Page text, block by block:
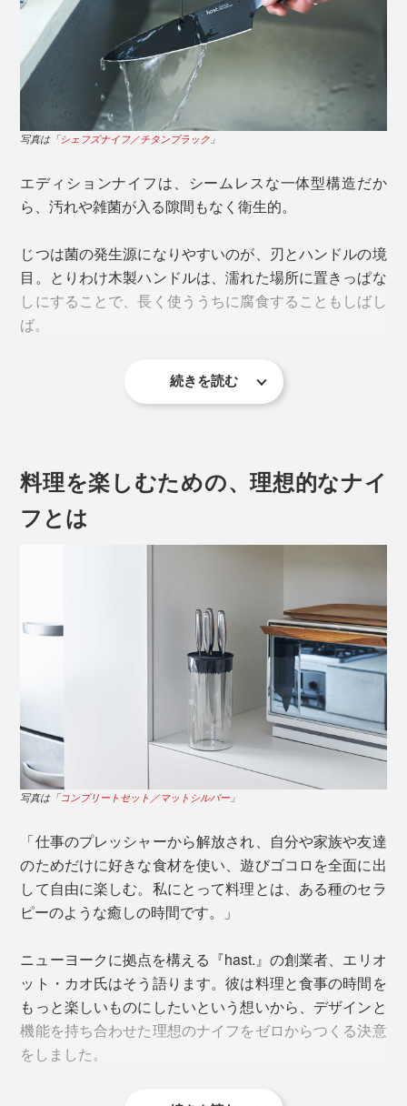
写真は「ユーティリティナイフ／チタンブラック（本品）」
「サントクナイフ」との合わせ使いをすれば、料理の幅
も広がります。
やや幅広で長めに設計したハンドルは、握りやすく、手
の中で滑りにくい形状に。指を添えやすい、流れるよう
なカーブも特徴です。
シェフズナイフ／チタンブラック」
ました。
実際の重量よりも、持った時に軽く感じさせてくれるの
は、この優れたバランス性のおかげ。
ォルムです。
写真は「シェフズナイフ／チタンブラック 」
エディションナイフは、シームレスな一体型構造だか
ら、汚れや雑菌が入る隙間もなく衛生的。
じつは菌の発生源になりやすいのが、刃とハンドルの境
目。とりわけ木製ハンドルは、濡れた場所に置きっぱな
しにすることで、長く使ううちに腐食することもしばし
ば。
写真は「ユーティリティナイフ／チタンブラック（本品）」
継ぎ目や溝のない本品は、刃を洗浄した流れでそのまま
柄尻までスポンジを滑らせることができるので、くまな
く洗えて清潔を保ちやすいのです。
生肉や生魚を切った後、まるごと漂白剤などの使用もで
きるので、お店でも重宝されています。
続きを読む
料理を楽しむための、理想的なナイ
フとは
写真は「コンプリートセット／マットシルバー 」
「仕事のプレッシャーから解放され、自分や家族や友達
のためだけに好きな食材を使い、遊びゴコロを全面に出
して自由に楽しむ。私にとって料理とは、ある種のセラ
ピーのような癒しの時間です。」
ニューヨークに拠点を構える『hast.』の創業者、エリオ
ット・カオ氏はそう語ります。彼は料理と食事の時間を
もっと楽しいものにしたいという想いから、デザインと
機能を持ち合わせた理想のナイフをゼロからつくる決意
をしました。